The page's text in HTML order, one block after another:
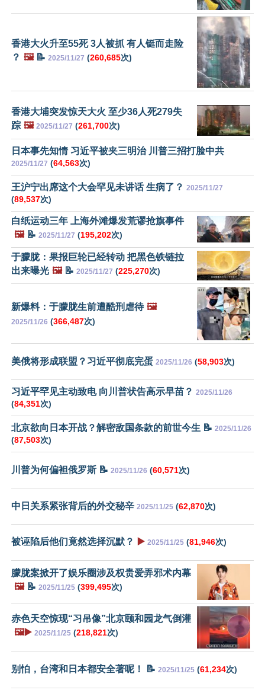
香港大火升至55死 3人被抓 有人铤而走险
？ 🖼️📝 2025/11/27 (260,685次)
香港大埔突发惊天大火 至少36人死279失
踪 🖼️ 2025/11/27 (261,700次)
日本事先知情 习近平被夹三明治 川普三招打脸中共
2025/11/27 (64,563次)
王沪宁出席这个大会罕见未讲话 生病了？ 2025/11/27
(89,537次)
白纸运动三年 上海外滩爆发荒谬抢旗事件
🖼️📝 2025/11/27 (195,202次)
于朦胧：果报巨轮已经转动 把黑色铁链拉
出来曝光 🖼️📝 2025/11/27 (225,270次)
新爆料：于朦胧生前遭酷刑虐待 🖼️
2025/11/26 (366,487次)
美俄将形成联盟？习近平彻底完蛋 2025/11/26 (58,903次)
习近平罕见主动致电 向川普状告高示早苗？ 2025/11/26
(84,351次)
北京欲向日本开战？解密敌国条款的前世今生 📝 2025/11/26
(87,503次)
川普为何偏袒俄罗斯 📝 2025/11/26 (60,571次)
中日关系紧张背后的外交秘辛 2025/11/25 (62,870次)
被诬陷后他们竟然选择沉默？ ▶️ 2025/11/25 (81,946次)
朦胧案掀开了娱乐圈涉及权贵爱弄邪术内幕
🖼️📝 2025/11/25 (399,495次)
赤色天空惊现“习吊像”北京颐和园龙气倒灌
🖼️▶️ 2025/11/25 (218,821次)
别怕，台湾和日本都安全著呢！ 📝 2025/11/25 (61,234次)